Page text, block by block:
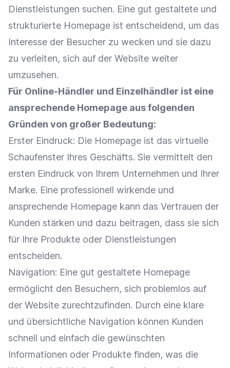
Dienstleistungen suchen. Eine gut gestaltete und
strukturierte Homepage ist entscheidend, um das
Interesse der Besucher zu wecken und sie dazu
zu verleiten, sich auf der Website weiter
umzusehen.
Für Online-Händler und Einzelhändler ist eine
ansprechende Homepage aus folgenden
Gründen von großer Bedeutung:
Erster Eindruck: Die Homepage ist das virtuelle
Schaufenster Ihres Geschäfts. Sie vermittelt den
ersten Eindruck von Ihrem Unternehmen und Ihrer
Marke. Eine professionell wirkende und
ansprechende Homepage kann das Vertrauen der
Kunden stärken und dazu beitragen, dass sie sich
für Ihre Produkte oder Dienstleistungen
entscheiden.
Navigation: Eine gut gestaltete Homepage
ermöglicht den Besuchern, sich problemlos auf
der Website zurechtzufinden. Durch eine klare
und übersichtliche Navigation können Kunden
schnell und einfach die gewünschten
Informationen oder Produkte finden, was die